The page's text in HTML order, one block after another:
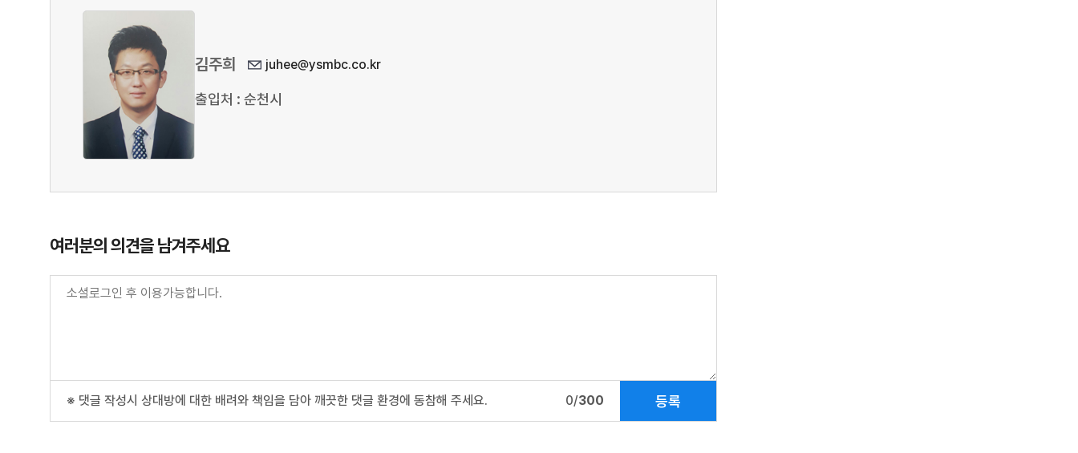
김주희 juhee@ysmbc.co.kr
출입처 : 순천시
여러분의 의견을 남겨주세요
※ 댓글 작성시 상대방에 대한 배려와 책임을 담아 깨끗한 댓글 환경에 동참해 주세요. 0/300 등록